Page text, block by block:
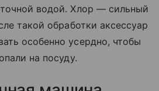
водой. Хлор — сильный
такой обработки аксессуар
особенно усердно, чтобы
на посуду.